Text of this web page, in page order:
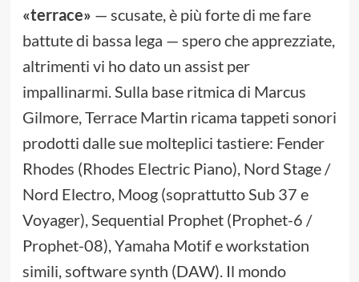
«terrace» — scusate, è più forte di me fare
battute di bassa lega — spero che apprezziate,
altrimenti vi ho dato un assist per
impallinarmi. Sulla base ritmica di Marcus
Gilmore, Terrace Martin ricama tappeti sonori
prodotti dalle sue molteplici tastiere: Fender
Rhodes (Rhodes Electric Piano), Nord Stage /
Nord Electro, Moog (soprattutto Sub 37 e
Voyager), Sequential Prophet (Prophet-6 /
Prophet-08), Yamaha Motif e workstation
simili, software synth (DAW). Il mondo